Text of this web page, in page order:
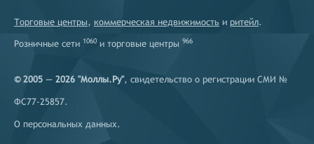
Торговые центры, коммерческая недвижимость и ритейл.
Розничные сети 1060 и торговые центры 966
© 2005 — 2026 "Моллы.Ру", свидетельство о регистрации СМИ №
ФС77-25857.
О персональных данных.